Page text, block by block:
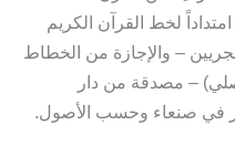
لخط القرآن الكريم
– والإجازة من الخطاط
– مصدقة من دار
في صنعاء وحسب الأصول.